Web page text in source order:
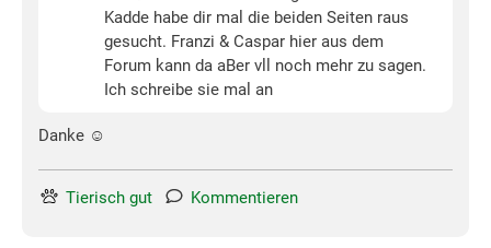
Kadde habe dir mal die beiden Seiten raus
gesucht. Franzi & Caspar hier aus dem
Forum kann da aBer vll noch mehr zu sagen.
Ich schreibe sie mal an
Danke ☺
Tierisch gut Kommentieren